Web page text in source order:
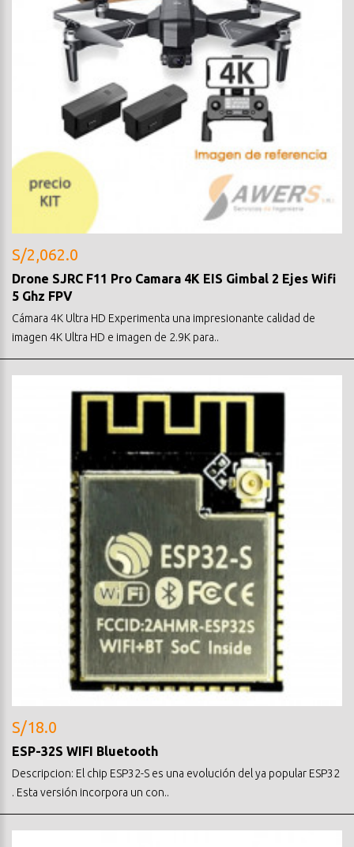
S/2,062.0
Drone SJRC F11 Pro Camara 4K EIS Gimbal 2 Ejes Wifi
5 Ghz FPV
Cámara 4K Ultra HD Experimenta una impresionante calidad de
imagen 4K Ultra HD e imagen de 2.9K para..
S/18.0
ESP-32S WIFI Bluetooth
Descripcion: El chip ESP32-S es una evolución del ya popular ESP32
. Esta versión incorpora un con..